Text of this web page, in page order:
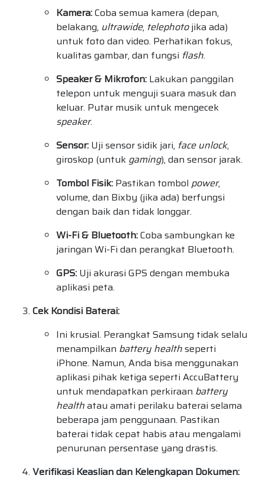
Kamera:Coba semua kamera (depan,
belakang, ultrawide, telephotojika ada)
untuk foto dan video. Perhatikan fokus,
kualitas gambar, dan fungsi flash.
Speaker & Mikrofon: Lakukan panggilan
telepon untuk menguji suara masuk dan
keluar. Putar musik untuk mengecek
speaker.
Sensor: Uji sensor sidik jari, face unlock,
giroskop (untuk gaming), dan sensor jarak.
Tombol Fisik: Pastikan tombol power,
volume, dan Bixby (jika ada) berfungsi
dengan baik dan tidak longgar.
Wi-Fi & Bluetooth:Coba sambungkan ke
jaringan Wi-Fi dan perangkat Bluetooth.
GPS: Uji akurasi GPS dengan membuka
aplikasi peta.
Cek Kondisi Baterai:
Ini krusial. Perangkat Samsung tidak selalu
menampilkan battery healthseperti
iPhone. Namun, Anda bisa menggunakan
aplikasi pihak ketiga seperti AccuBattery
untuk mendapatkan perkiraan battery
healthatau amati perilaku baterai selama
beberapa jam penggunaan. Pastikan
baterai tidak cepat habis atau mengalami
penurunan persentase yang drastis.
Verifikasi Keaslian dan Kelengkapan Dokumen: